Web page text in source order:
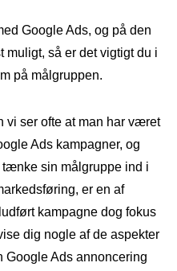
Google Ads, og på den
muligt, så er det vigtigt du i
på målgruppen.
vi ser ofte at man har været
Ads kampagner, og
tænke sin målgruppe ind i
er en af
kampagne dog fokus
dig nogle af de aspekter
Google Ads annoncering